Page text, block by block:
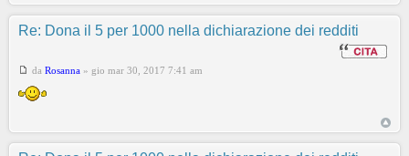
Re: Dona il 5 per 1000 nella dichiarazione dei redditi
da Rosanna » gio mar 30, 2017 7:41 am